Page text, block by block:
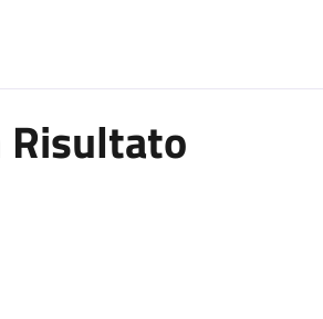
di ricerca
Risultato